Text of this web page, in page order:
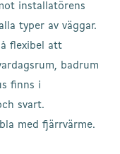
installatörens
typer av väggar.
flexibel att
badrum
finns i
svart.
med fjärrvärme.